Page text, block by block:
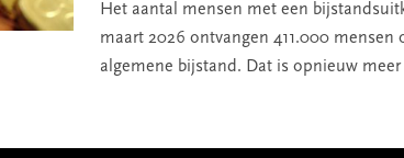
Het aantal mensen met een
maart 2026 ontvangen 411.000 mensen
algemene bijstand. Dat is opnieuw meer